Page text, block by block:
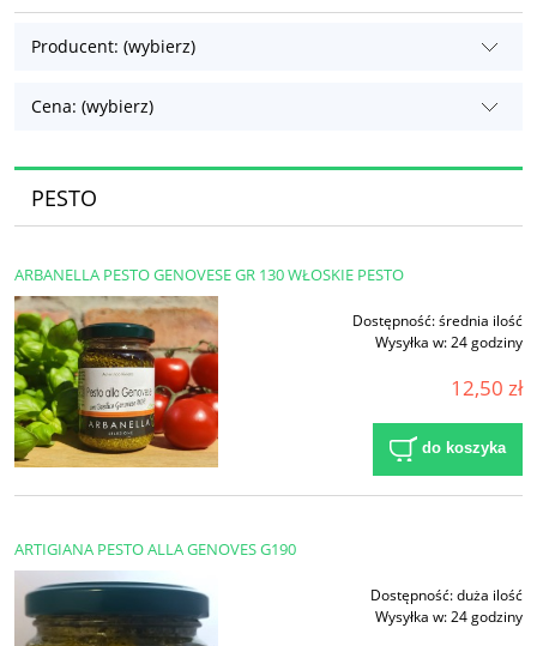
Producent: (wybierz)
Cena: (wybierz)
PESTO
ARBANELLA PESTO GENOVESE GR 130 WŁOSKIE PESTO
Dostępność:średnia ilość
Wysyłka w:24 godziny
12,50 zł
do koszyka
ARTIGIANA PESTO ALLA GENOVES G190
Dostępność:duża ilość
Wysyłka w:24 godziny